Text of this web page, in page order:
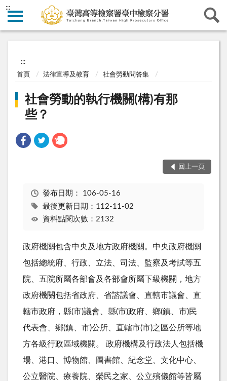
:::
:::
首頁 法律宣導及教育 社會勞動問答集
社會勞動的執行機關(構)有那
些？
回上一頁
發布日期： 106-05-16
最後更新日期：112-11-02
資料點閱次數：2132
政府機關包含中央及地方政府機關。中央政府機關
包括總統府、行政、立法、司法、監察及考試等五
院、五院所屬各部會及各部會所屬下級機關，地方
政府機關包括省政府、省諮議會、直轄市議會、直
轄市政府，縣(市)議會、縣(市)政府、鄉(鎮、市)民
代表會、鄉(鎮、市)公所、直轄市(市)之區公所等地
方各級行政區域機關。 政府機構及行政法人包括機
場、港口、博物館、圖書館、紀念堂、文化中心、
公立醫院、療養院、榮民之家、公立殯儀館等皆屬